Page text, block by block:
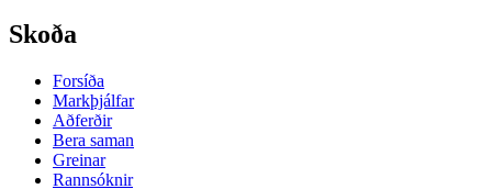
Skoða
Forsíða
Markþjálfar
Aðferðir
Bera saman
Greinar
Rannsóknir